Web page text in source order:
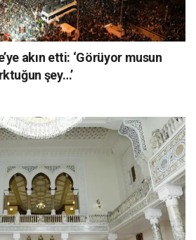
akın etti: ‘Görüyor musun
şey…’